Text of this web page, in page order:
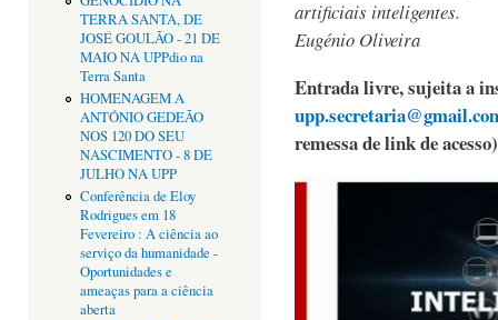
TERRA SANTA, DE
JOSÉ GOULÃO - 21 DE
MAIO NA UPPdio na
Terra Santa
HOMENAGEM A
ANTÓNIO GEDEÃO
NOS 120 DO SEU
NASCIMENTO - 8 DE
JULHO NA UPP
Conferência de Eloy
Rodrigues em 18
Fevereiro : A ciência ao
serviço da humanidade -
Oportunidades e
ameaças para a ciência
aberta
artificiais inteligentes.
Eugénio Oliveira
Entrada livre, sujeita a
remessa de link de acesso)